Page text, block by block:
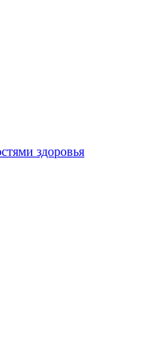
здоровья